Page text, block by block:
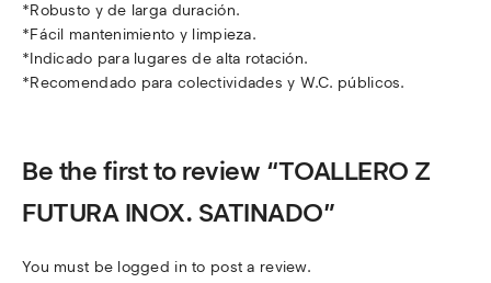
*Robusto y de larga duración.
*Fácil mantenimiento y limpieza.
*Indicado para lugares de alta rotación.
*Recomendado para colectividades y W.C. públicos.
Be the first to review “TOALLERO Z
FUTURA INOX. SATINADO”
You must be logged in to post a review.